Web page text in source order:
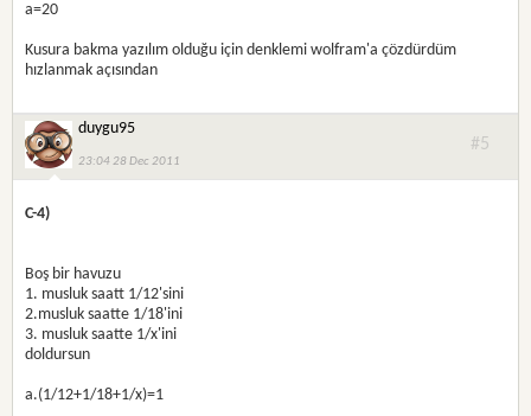
a=20
Kusura bakma yazılım olduğu için denklemi wolfram'a çözdürdüm
hızlanmak açısından
duygu95
23:04 28 Dec 2011
#5
C-4)
Boş bir havuzu
1. musluk saatt 1/12'sini
2.musluk saatte 1/18'ini
3. musluk saatte 1/x'ini
doldursun
a.(1/12+1/18+1/x)=1